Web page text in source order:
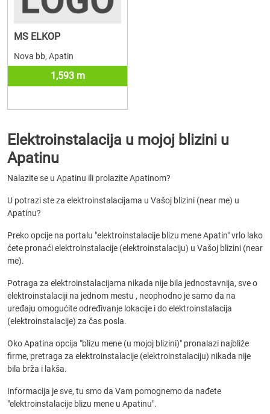
MS ELKOP
Nova bb, Apatin
1,593 m
Elektroinstalacija u mojoj blizini u
Apatinu
Nalazite se u Apatinu ili prolazite Apatinom?
U potrazi ste za elektroinstalacijama u Vašoj blizini (near me) u
Apatinu?
Preko opcije na portalu "elektroinstalacije blizu mene Apatin" vrlo lako
ćete pronaći elektroinstalacije (elektroinstalaciju) u Vašoj blizini (near
me).
Potraga za elektroinstalacijama nikada nije bila jednostavnija, sve o
elektroinstalaciji na jednom mestu , neophodno je samo da na
uređaju omogućite određivanje lokacije i do elektroinstalacija
(elektroinstalacije) za čas posla.
Oko Apatina opcija "blizu mene (u mojoj blizini)" pronalazi najbliže
firme, pretraga za elektroinstalacije (elektroinstalaciju) nikada nije
bila brža i lakša.
Informacija je sve, tu smo da Vam pomognemo da nađete
"elektroinstalacije blizu mene u Apatinu".